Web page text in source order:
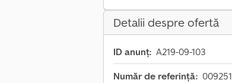
Detalii despre ofertă
ID anunț: A219-09-103
Număr de referință: 009251